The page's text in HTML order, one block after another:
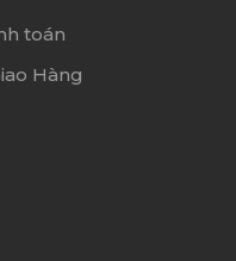
toán
Hàng